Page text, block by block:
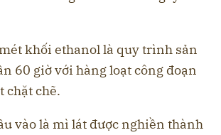
khối ethanol là quy trình sản
60 giờ với hàng loạt công đoạn
chặt chẽ.
vào là mì lát được nghiền thành